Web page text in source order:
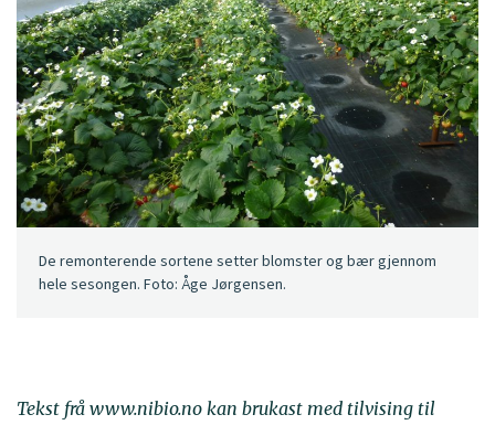
De remonterende sortene setter blomster og bær gjennom
hele sesongen. Foto: Åge Jørgensen.
Tekst frå www.nibio.no kan brukast med tilvising til